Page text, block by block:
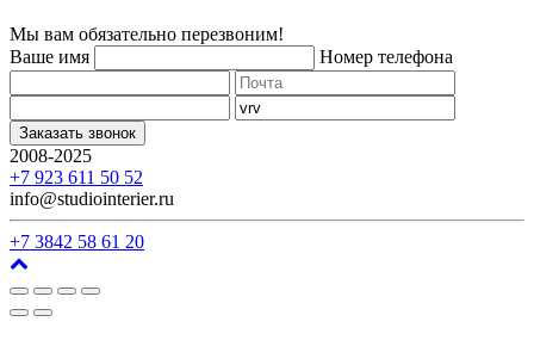
Мы вам обязательно перезвоним!
Ваше имя
Номер телефона
Заказать звонок
2008-2025
+7 923 611 50 52
info@studiointerier.ru
+7 3842 58 61 20